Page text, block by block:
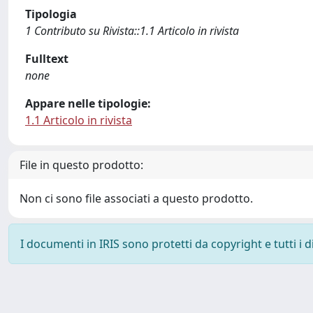
Tipologia
1 Contributo su Rivista::1.1 Articolo in rivista
Fulltext
none
Appare nelle tipologie:
1.1 Articolo in rivista
File in questo prodotto:
Non ci sono file associati a questo prodotto.
I documenti in IRIS sono protetti da copyright e tutti i